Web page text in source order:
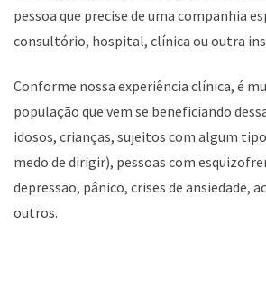
pessoa que precise de uma companhia
consultório, hospital, clínica ou outra
Conforme nossa experiência clínica, é
população que vem se beneficiando
idosos, crianças, sujeitos com algum
medo de dirigir), pessoas com
depressão, pânico, crises de ansiedade,
outros.